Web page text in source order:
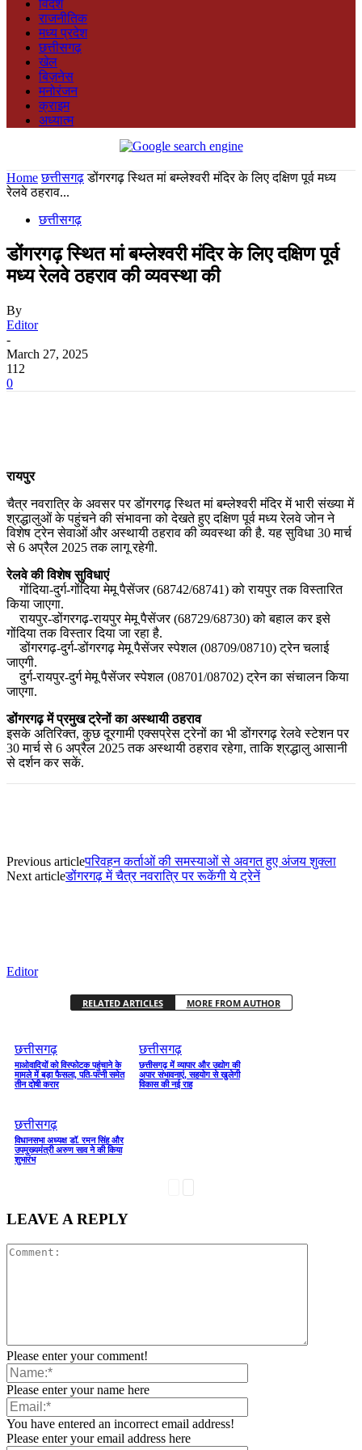
विदेश
राजनीतिक
मध्य प्रदेश
छत्तीसगढ़
खेल
बिज़नेस
मनोरंजन
क्राइम
अध्यात्म
Home छत्तीसगढ़ डोंगरगढ़ स्थित मां बम्लेश्वरी मंदिर के लिए दक्षिण पूर्व मध्य
रेलवे ठहराव...
छत्तीसगढ़
डोंगरगढ़ स्थित मां बम्लेश्वरी मंदिर के लिए दक्षिण पूर्व
मध्य रेलवे ठहराव की व्यवस्था की
By
Editor
-
March 27, 2025
112
0
रायपुर
चैत्र नवरात्रि के अवसर पर डोंगरगढ़ स्थित मां बम्लेश्वरी मंदिर में भारी संख्या में
श्रद्धालुओं के पहुंचने की संभावना को देखते हुए दक्षिण पूर्व मध्य रेलवे जोन ने
विशेष ट्रेन सेवाओं और अस्थायी ठहराव की व्यवस्था की है. यह सुविधा 30 मार्च
से 6 अप्रैल 2025 तक लागू रहेगी.
रेलवे की विशेष सुविधाएं
गोंदिया-दुर्ग-गोंदिया मेमू पैसेंजर (68742/68741) को रायपुर तक विस्तारित
किया जाएगा.
रायपुर-डोंगरगढ़-रायपुर मेमू पैसेंजर (68729/68730) को बहाल कर इसे
गोंदिया तक विस्तार दिया जा रहा है.
डोंगरगढ़-दुर्ग-डोंगरगढ़ मेमू पैसेंजर स्पेशल (08709/08710) ट्रेन चलाई
जाएगी.
दुर्ग-रायपुर-दुर्ग मेमू पैसेंजर स्पेशल (08701/08702) ट्रेन का संचालन किया
जाएगा.
डोंगरगढ़ में प्रमुख ट्रेनों का अस्थायी ठहराव
इसके अतिरिक्त, कुछ दूरगामी एक्सप्रेस ट्रेनों का भी डोंगरगढ़ रेलवे स्टेशन पर
30 मार्च से 6 अप्रैल 2025 तक अस्थायी ठहराव रहेगा, ताकि श्रद्धालु आसानी
से दर्शन कर सकें.
Previous articleपरिवहन कर्ताओं की समस्याओं से अवगत हुए अंजय शुक्ला
Next articleडोंगरगढ़ में चैत्र नवरात्रि पर रूकेंगी ये ट्रेनें
Editor
RELATED ARTICLES MORE FROM AUTHOR
छत्तीसगढ़
माओवादियों को विस्फोटक पहुंचाने के
मामले में बड़ा फैसला, पति-पत्नी समेत
तीन दोषी करार
छत्तीसगढ़
छत्तीसगढ़ में व्यापार और उद्योग की
अपार संभावनाएं, सहयोग से खुलेगी
विकास की नई राह
छत्तीसगढ़
विधानसभा अध्यक्ष डॉ. रमन सिंह और
उपमुख्यमंत्री अरुण साव ने की किया
शुभारंभ
LEAVE A REPLY
Please enter your comment!
Please enter your name here
You have entered an incorrect email address!
Please enter your email address here